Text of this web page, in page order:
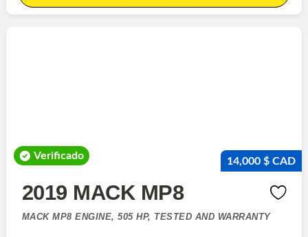
Verificado 14,000 $ CAD
2019 MACK MP8
MACK MP8 ENGINE, 505 HP, TESTED AND WARRANTY